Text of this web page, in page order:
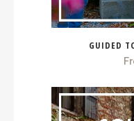
GUIDED